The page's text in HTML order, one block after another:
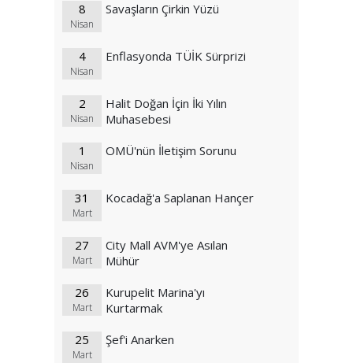
8
Nisan
Savaşların Çirkin Yüzü
4
Nisan
Enflasyonda TÜİK Sürprizi
2
Nisan
Halit Doğan İçin İki Yılın
Muhasebesi
1
Nisan
OMÜ'nün İletişim Sorunu
31
Mart
Kocadağ'a Saplanan Hançer
27
Mart
City Mall AVM'ye Asılan
Mühür
26
Mart
Kurupelit Marina'yı
Kurtarmak
25
Mart
Şef'i Anarken